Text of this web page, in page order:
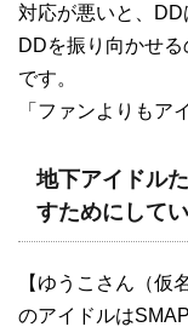
対応が悪いと、DD
DDを振り向かせ
です。
「ファンよりもア
地下アイドル
すためにして
【ゆうこさん（
のアイドルはSMAP